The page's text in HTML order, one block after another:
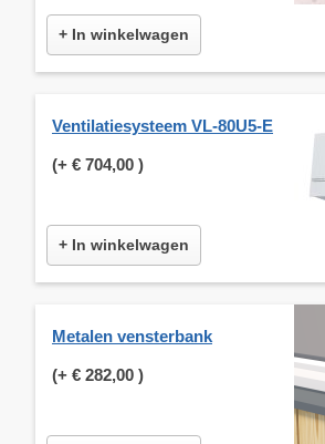
+ In winkelwagen
Ventilatiesysteem VL-80U5-E
(+ € 704,00 )
+ In winkelwagen
Metalen vensterbank
(+ € 282,00 )